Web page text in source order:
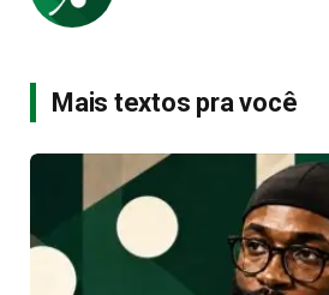
Mais textos pra você